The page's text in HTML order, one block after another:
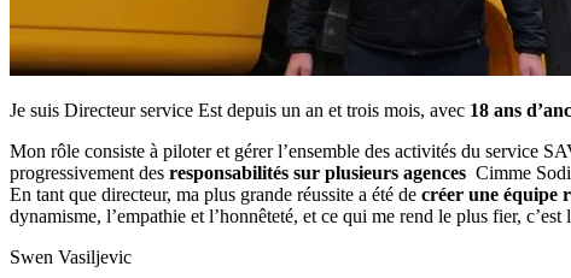
Je suis Directeur service Est depuis un an et trois mois, avec 18 ans
Mon rôle consiste à piloter et gérer l’ensemble des activités du service
progressivement des responsabilités sur plusieurs agences Cimme
En tant que directeur, ma plus grande réussite a été de créer une équipe
dynamisme, l’empathie et l’honnêteté, et ce qui me rend le plus fier,
Swen Vasiljevic